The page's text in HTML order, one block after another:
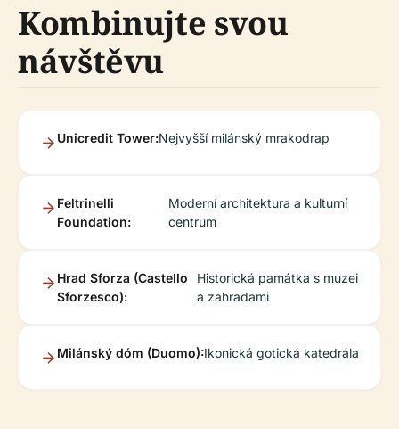
Kombinujte svou
návštěvu
Unicredit Tower:Nejvyšší milánský mrakodrap
Feltrinelli
Foundation:
Moderní architektura a kulturní
centrum
Hrad Sforza (Castello
Sforzesco):
Historická památka s muzei
a zahradami
Milánský dóm (Duomo):Ikonická gotická katedrála